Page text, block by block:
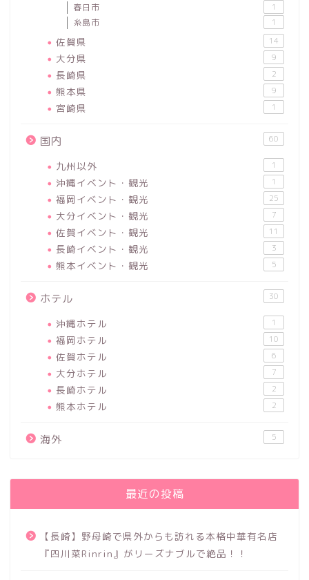
春日市 1
糸島市 1
佐賀県 14
大分県 9
長崎県 2
熊本県 9
宮崎県 1
国内 60
九州以外 1
沖縄イベント・観光 1
福岡イベント・観光 25
大分イベント・観光 7
佐賀イベント・観光 11
長崎イベント・観光 3
熊本イベント・観光 5
ホテル 30
沖縄ホテル 1
福岡ホテル 10
佐賀ホテル 6
大分ホテル 7
長崎ホテル 2
熊本ホテル 2
海外 5
最近の投稿
【長崎】野母崎で県外からも訪れる本格中華有名店
『四川菜Rinrin』がリーズナブルで絶品！！